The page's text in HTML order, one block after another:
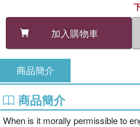
加入購物車
商品簡介
商品簡介
When is it morally permissible to